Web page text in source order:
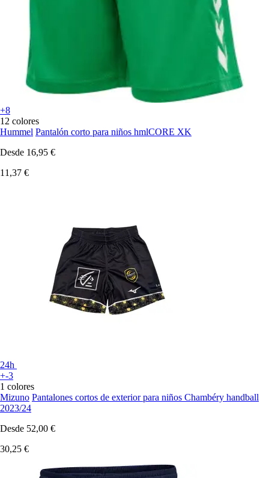
+8
12 colores
Hummel Pantalón corto para niños hmlCORE XK
Desde 16,95 €
11,37 €
24h
+-3
1 colores
Mizuno Pantalones cortos de exterior para niños Chambéry handball
2023/24
Desde 52,00 €
30,25 €